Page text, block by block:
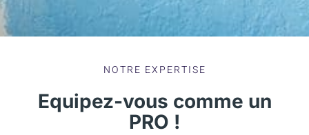
NOTRE EXPERTISE
Equipez-vous comme un
PRO !